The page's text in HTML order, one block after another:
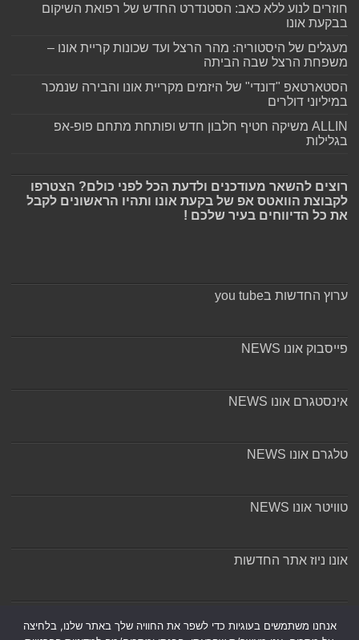
חוזרים לנוע ללא כאב: הסטנדרט החדש של רפואת השיקום
בבקעת אונו
מעגלים של היסטוריה: מהר הרצל ועד שכונות קריית אונו –
משפחת הרצל שבה הביתה
הסטארטאפ "דונדי" של היזמים מקריית אונו והבירה שנמכר
במיליוני דולרים
ALLIN משיקה חטיף חלבון חדש ופותחת מתחם פופ-אפ
בגלילות
רוצים להשאר מעודכנים ולדעת הכל לפני כולם? הצטרפו
לקבוצת הוואטס אפ של בקעת אונו ותהיו הראשונים לקבל
את כל הדיווחים בעיר שלכם !
ערוץ החדשות בyou tube
פייסבוק אונו NEWS
אינסטגרם אונו NEWS
טלגרם אונו NEWS
טוויטר אונו NEWS
אונו ניוז אתר החדשות
אנחנו משתמשים בעוגיות כדי לשפר את החוויה שלך באתר שלנו, בלחיצה